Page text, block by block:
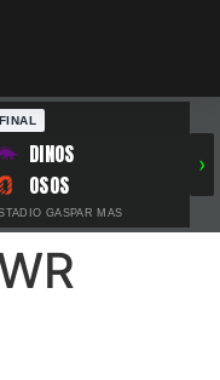
FINAL
DINOS
OSOS
GASPAR MAS
›